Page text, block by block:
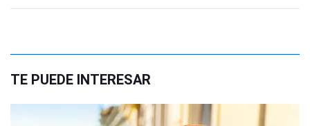
TE PUEDE INTERESAR